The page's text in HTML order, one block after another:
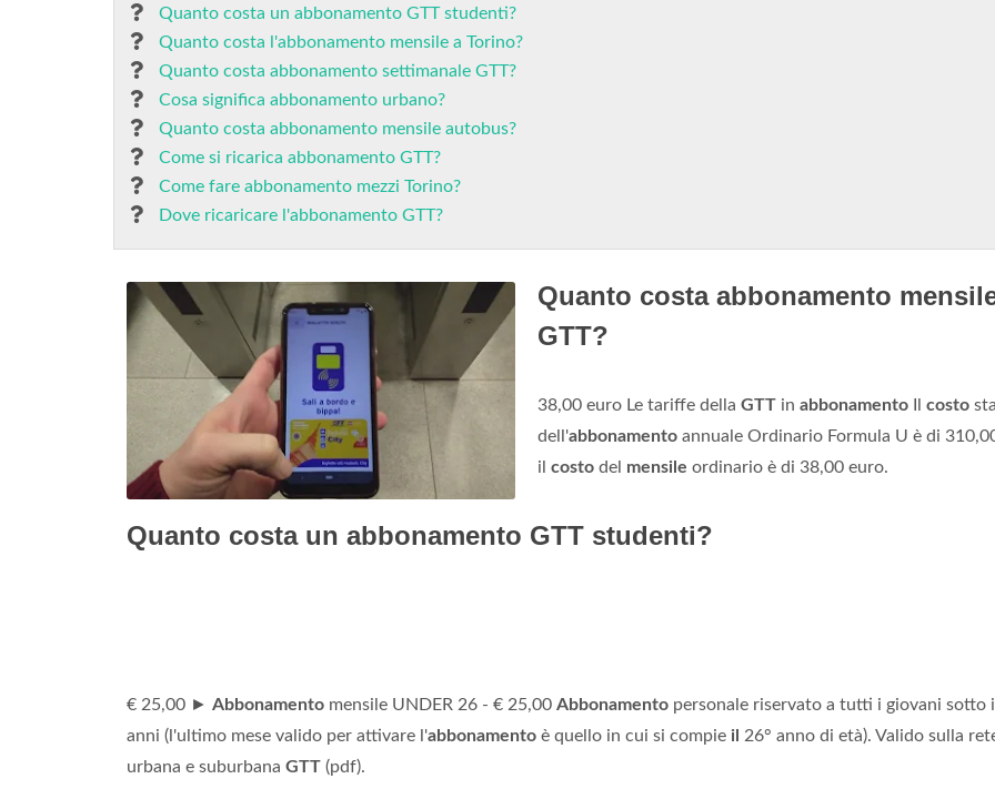
Quanto costa un abbonamento GTT studenti?
Quanto costa l'abbonamento mensile a Torino?
Quanto costa abbonamento settimanale GTT?
Cosa significa abbonamento urbano?
Quanto costa abbonamento mensile autobus?
Come si ricarica abbonamento GTT?
Come fare abbonamento mezzi Torino?
Dove ricaricare l'abbonamento GTT?
Quanto costa abbonamento
GTT?
38,00 euro Le tariffe della GTT in abbonamento costo
dell'abbonamento annuale Ordinario Formula U è di
il costo del mensile ordinario è di 38,00 euro.
Quanto costa un abbonamento GTT studenti?
€ 25,00 ► Abbonamento mensile UNDER 26 - € 25,00 Abbonamento personale riservato a tutti i giovani sotto
anni (l'ultimo mese valido per attivare l'abbonamento è quello in cui si compie il 26° anno di età). Valido sulla
urbana e suburbana GTT (pdf).